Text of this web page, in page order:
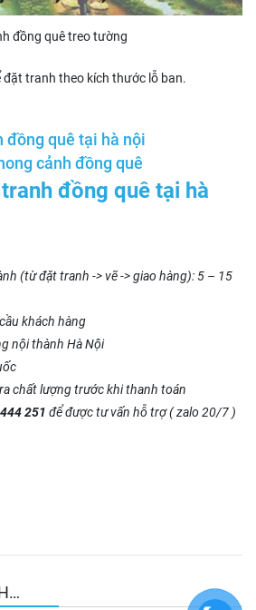
đồng quê treo tường
đặt tranh theo kích thước lỗ ban.
đồng quê tại hà nội
cảnh đồng quê
đồng quê tại hà
(từ đặt tranh -> vẽ -> giao hàng): 5 – 15
khách hàng
nội thành Hà Nội
chất lượng trước khi thanh toán
251 để được tư vấn hỗ trợ ( zalo 20/7 )